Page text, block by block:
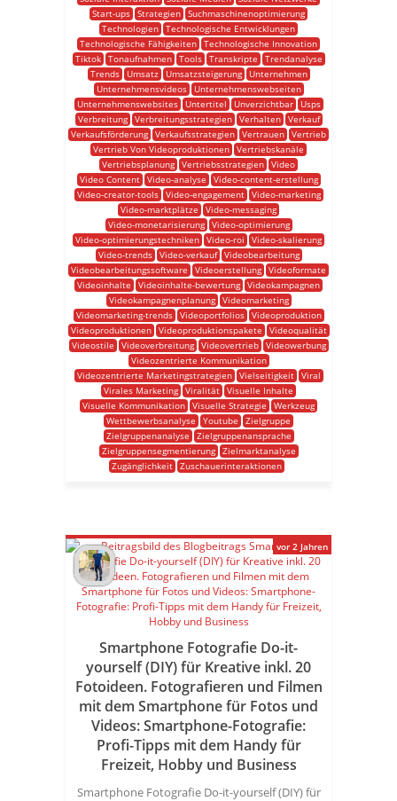
Start-ups Strategien Suchmaschinenoptimierung
Technologien Technologische Entwicklungen
Technologische Fähigkeiten Technologische Innovation
Tiktok
Tonaufnahmen Tools Transkripte
Trendanalyse
Trends
Umsatz Umsatzsteigerung
Unternehmen
Unternehmensvideos
Unternehmenswebseiten
Unternehmenswebsites
Untertitel Unverzichtbar
Usps
Verbreitung
Verbreitungsstrategien Verhalten
Verkauf
Verkaufsförderung Verkaufsstrategien Vertrauen Vertrieb
Vertrieb Von Videoproduktionen Vertriebskanäle
Vertriebsplanung Vertriebsstrategien Video
Video Content
Video-analyse
Video-content-erstellung
Video-creator-tools
Video-engagement
Video-marketing
Video-marktplätze
Video-messaging
Video-monetarisierung
Video-optimierung
Video-optimierungstechniken Video-roi
Video-skalierung
Video-trends
Video-verkauf
Videobearbeitung
Videobearbeitungssoftware
Videoerstellung Videoformate
Videoinhalte
Videoinhalte-bewertung Videokampagnen
Videokampagnenplanung
Videomarketing
Videomarketing-trends
Videoportfolios
Videoproduktion
Videoproduktionen
Videoproduktionspakete
Videoqualität
Videostile
Videoverbreitung Videovertrieb
Videowerbung
Videozentrierte Kommunikation
Videozentrierte Marketingstrategien
Vielseitigkeit
Viral
Virales Marketing Viralität Visuelle Inhalte
Visuelle Kommunikation Visuelle Strategie
Werkzeug
Wettbewerbsanalyse
Youtube
Zielgruppe
Zielgruppenanalyse
Zielgruppenansprache
Zielgruppensegmentierung
Zielmarktanalyse
Zugänglichkeit
Zuschauerinteraktionen
Smartphone Fotografie Do-it-
yourself (DIY) für Kreative inkl. 20
Fotoideen. Fotografieren und Filmen
mit dem Smartphone für Fotos und
Videos: Smartphone-Fotografie:
Profi-Tipps mit dem Handy für
Freizeit, Hobby und Business
Smartphone Fotografie Do-it-yourself (DIY) für
vor 2 Jahren